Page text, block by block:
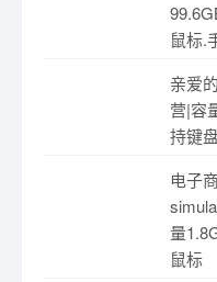
鼠标.
亲爱
营|容
持键
电子
量
鼠标